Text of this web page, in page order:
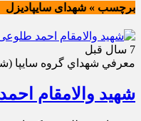
برچسب » شهدای سایپادیزل
7 سال قبل
معرفي شهداي گروه سايپا
شهید والامقام